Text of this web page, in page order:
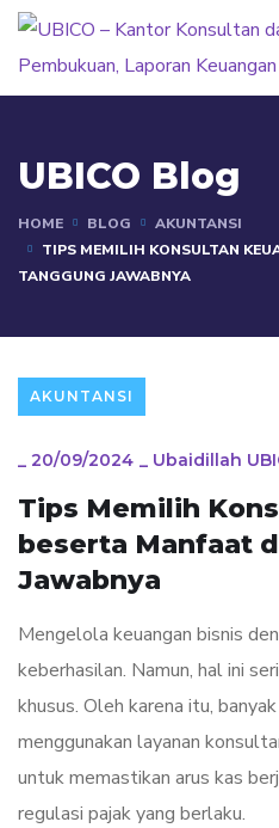
UBICO Blog
HOME BLOG
AKUNTANSI
TIPS MEMILIH KONSULTAN
TANGGUNG JAWABNYA
AKUNTANSI
_ 20/09/2024 _ Ubaidillah
Tips Memilih
beserta Manfaat
Jawabnya
Mengelola keuangan bisnis
keberhasilan. Namun, hal ini
khusus. Oleh karena itu,
menggunakan layanan
untuk memastikan arus kas
regulasi pajak yang berlaku.